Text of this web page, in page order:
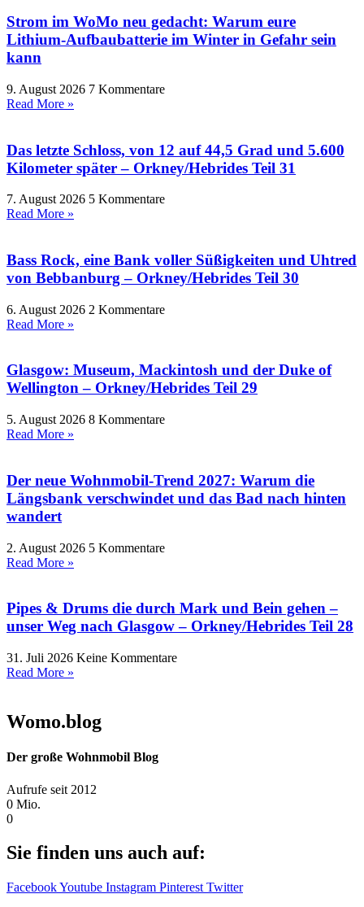
Strom im WoMo neu gedacht: Warum eure
Lithium-Aufbaubatterie im Winter in Gefahr sein
kann
9. August 2026 7 Kommentare
Read More »
Das letzte Schloss, von 12 auf 44,5 Grad und 5.600
Kilometer später – Orkney/Hebrides Teil 31
7. August 2026 5 Kommentare
Read More »
Bass Rock, eine Bank voller Süßigkeiten und Uhtred
von Bebbanburg – Orkney/Hebrides Teil 30
6. August 2026 2 Kommentare
Read More »
Glasgow: Museum, Mackintosh und der Duke of
Wellington – Orkney/Hebrides Teil 29
5. August 2026 8 Kommentare
Read More »
Der neue Wohnmobil-Trend 2027: Warum die
Längsbank verschwindet und das Bad nach hinten
wandert
2. August 2026 5 Kommentare
Read More »
Pipes & Drums die durch Mark und Bein gehen –
unser Weg nach Glasgow – Orkney/Hebrides Teil 28
31. Juli 2026 Keine Kommentare
Read More »
Womo.blog
Der große Wohnmobil Blog​
Aufrufe seit 2012
0 Mio.
0
Sie finden uns auch auf:
FacebookYoutube Instagram Pinterest Twitter